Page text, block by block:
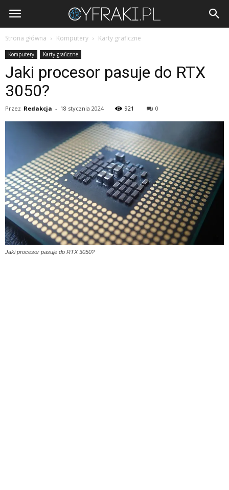
Cyfraki.pl
Strona główna Komputery Karty graficzne
Komputery Karty graficzne
Jaki procesor pasuje do RTX
3050?
Przez Redakcja - 18 stycznia 2024 921 0
Jaki procesor pasuje do RTX 3050?